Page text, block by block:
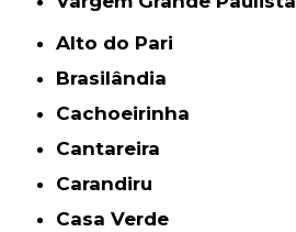
Alto do Pari
Brasilândia
Cachoeirinha
Cantareira
Carandiru
Casa Verde